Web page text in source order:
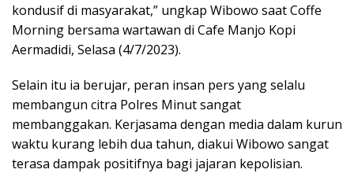
kondusif di masyarakat,” ungkap Wibowo saat Coffe
Morning bersama wartawan di Cafe Manjo Kopi
Aermadidi, Selasa (4/7/2023).
Selain itu ia berujar, peran insan pers yang selalu
membangun citra Polres Minut sangat
membanggakan. Kerjasama dengan media dalam kurun
waktu kurang lebih dua tahun, diakui Wibowo sangat
terasa dampak positifnya bagi jajaran kepolisian.